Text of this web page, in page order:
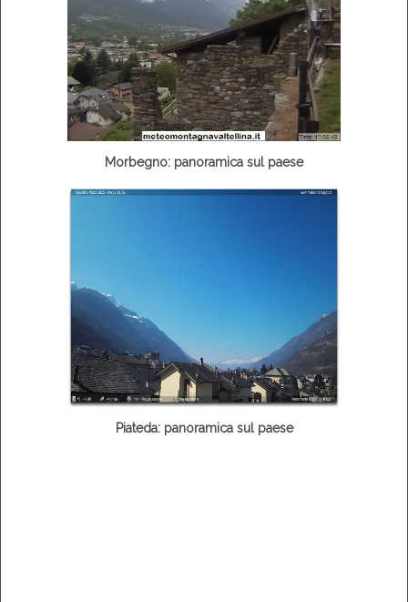
Morbegno: panoramica sul paese
Piateda: panoramica sul paese